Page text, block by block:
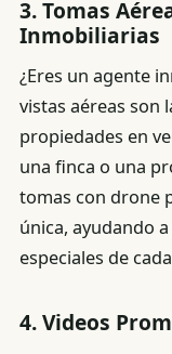
3.Tomas
Inmobiliarias
¿Eres un agente
vistas aéreas son
propiedades en
una finca o una
tomas con drone
única, ayudando
especiales de
4.Videos